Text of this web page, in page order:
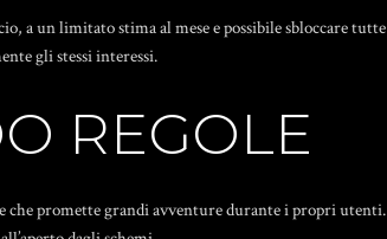
a un limitato stima al mese e possibile sbloccare
gli stessi interessi.
REGOLE
che promette grandi avventure durante i propri